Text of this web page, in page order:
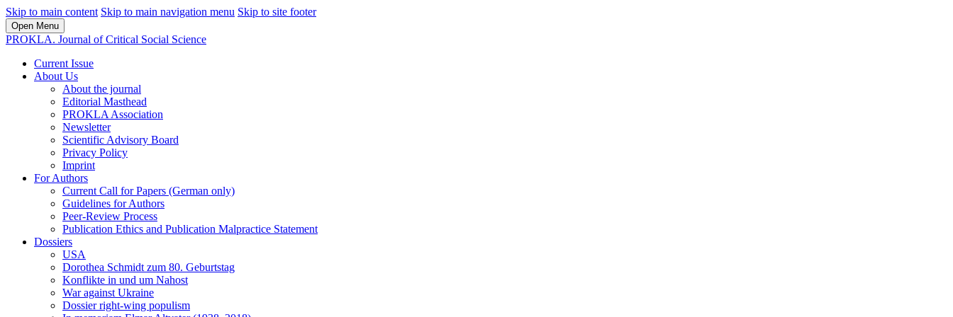
Skip to main content Skip to main navigation menu Skip to site footer
Open Menu
PROKLA. Journal of Critical Social Science
Current Issue
About Us
About the journal
Editorial Masthead
PROKLA Association
Newsletter
Scientific Advisory Board
Privacy Policy
Imprint
For Authors
Current Call for Papers (German only)
Guidelines for Authors
Peer-Review Process
Publication Ethics and Publication Malpractice Statement
Dossiers
USA
Dorothea Schmidt zum 80. Geburtstag
Konflikte in und um Nahost
War against Ukraine
Dossier right-wing populism